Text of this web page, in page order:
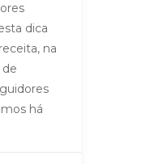
dica
na
há